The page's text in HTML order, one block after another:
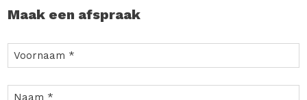
Maak een afspraak